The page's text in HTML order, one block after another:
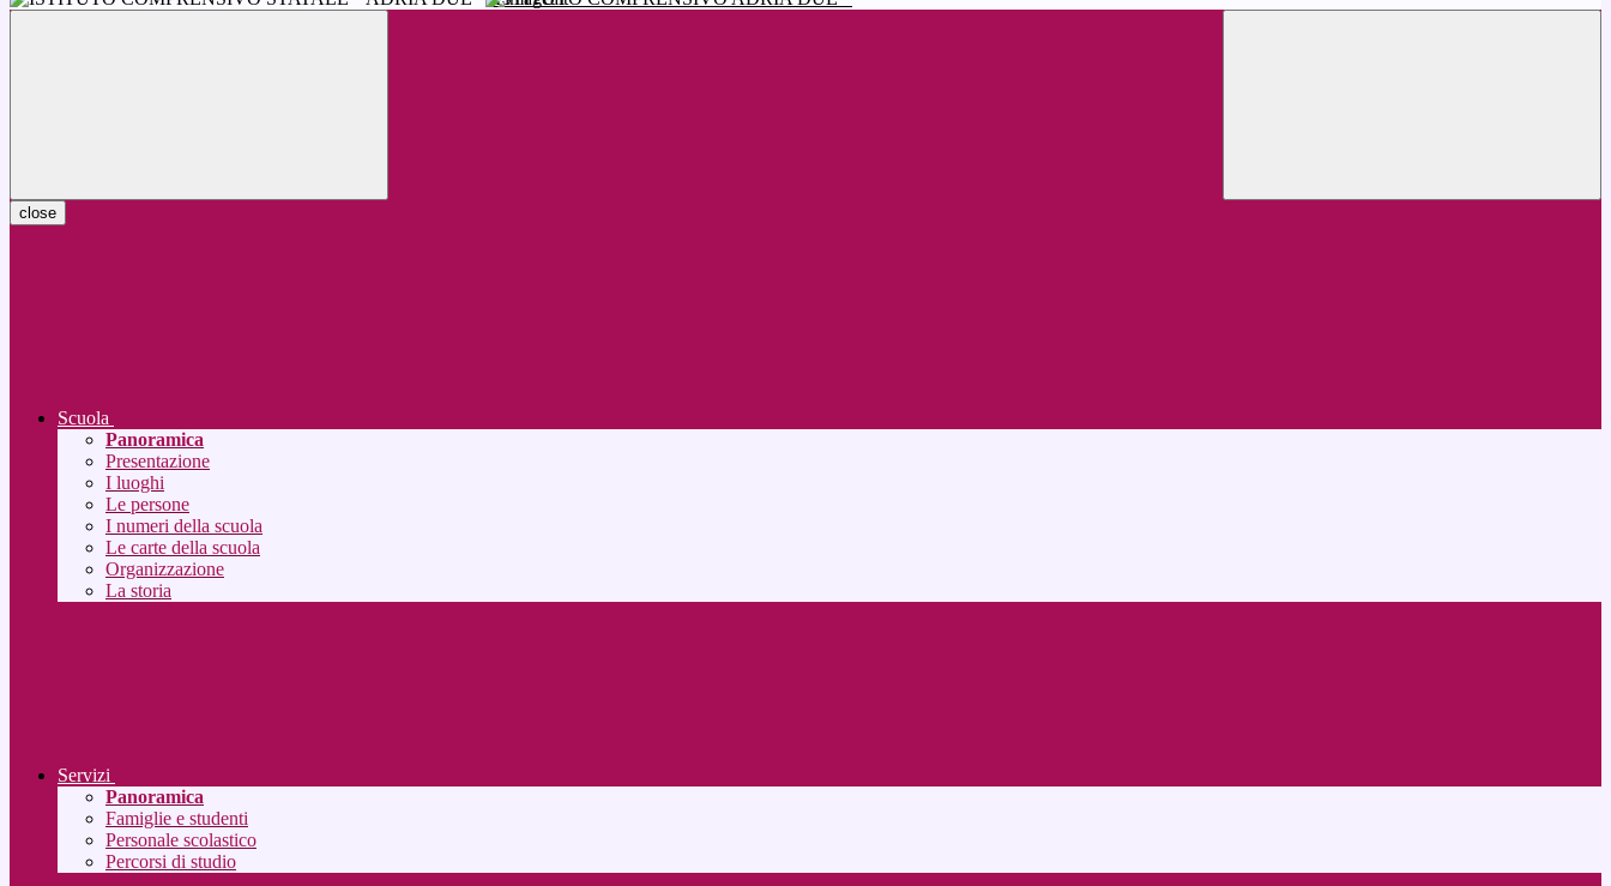
close
Scuola
Panoramica
Presentazione
I luoghi
Le persone
I numeri della scuola
Le carte della scuola
Organizzazione
La storia
Servizi
Panoramica
Famiglie e studenti
Personale scolastico
Percorsi di studio